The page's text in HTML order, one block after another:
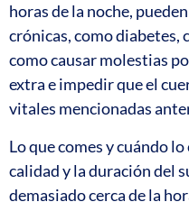
horas de la noche,
crónicas, como diabetes,
como causar molestias
extra e impedir que el
vitales mencionadas
Lo que comes y cuándo
calidad y la duración del
demasiado cerca de la